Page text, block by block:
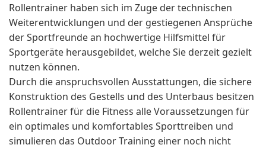
Rollentrainer haben sich im Zuge der technischen
Weiterentwicklungen und der gestiegenen Ansprüche
der Sportfreunde an hochwertige Hilfsmittel für
Sportgeräte herausgebildet, welche Sie derzeit gezielt
nutzen können.
Durch die anspruchsvollen Ausstattungen, die sichere
Konstruktion des Gestells und des Unterbaus besitzen
Rollentrainer für die Fitness alle Voraussetzungen für
ein optimales und komfortables Sporttreiben und
simulieren das Outdoor Training einer noch nicht